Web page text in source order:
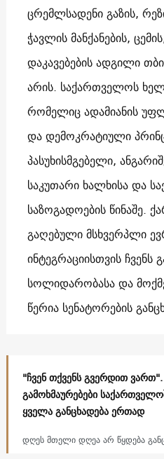
ცრემლსადენი გაზის,
ჭავლის მანქანების,
დაკავებების ადგილი
არის. საქართველოს
რომელიც ადამიანის
და დემოკრატიული
პასუხისმგებელი,
საკუთარი ხალხისა და
საზოგადოების წინაშე.
გაღებული მსხვერპლი
ინტეგრაციისთვის ჩვენს
სოლიდარობასა და
წერია სენატორების
"ჩვენ თქვენს გვერდით
გამოხმაურებები
ყველა განცხადება ერთად
დღეს მთელი დღეა არ წყდება